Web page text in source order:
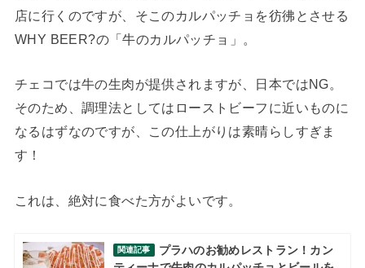
店に行くのですが、そこのカルパッチョを彷彿とさせる
WHY BEER?の「牛のカルパッチョ」。
チェコでは牛の生肉が提供されますが、日本ではNG。
そのため、調理法としてはローストビーフに近いものに
なるはずなのですが、この仕上がりは素晴らしすぎま
す！
これは、絶対に食べた方がよいです。
関連記事
プラハのお勧めレストラン！カン